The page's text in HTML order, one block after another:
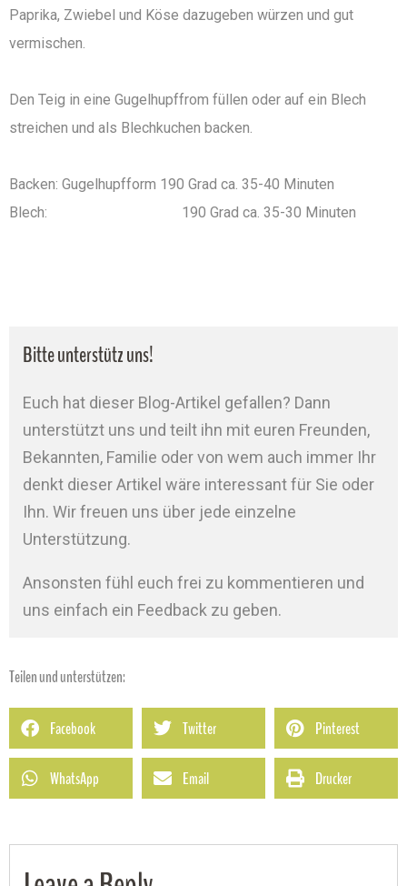
Paprika, Zwiebel und Köse dazugeben würzen und gut
vermischen.
Den Teig in eine Gugelhupffrom füllen oder auf ein Blech
streichen und als Blechkuchen backen.
Backen: Gugelhupfform 190 Grad ca. 35-40 Minuten
Blech: 190 Grad ca. 35-30 Minuten
Bitte unterstütz uns!
Euch hat dieser Blog-Artikel gefallen? Dann
unterstützt uns und teilt ihn mit euren Freunden,
Bekannten, Familie oder von wem auch immer Ihr
denkt dieser Artikel wäre interessant für Sie oder
Ihn. Wir freuen uns über jede einzelne
Unterstützung.
Ansonsten fühl euch frei zu kommentieren und
uns einfach ein Feedback zu geben.
Teilen und unterstützen:
Facebook Twitter Pinterest
WhatsApp Email Drucker